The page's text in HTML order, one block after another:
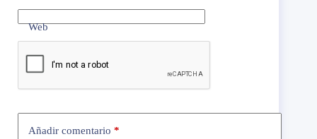
Web
Añadir comentario *